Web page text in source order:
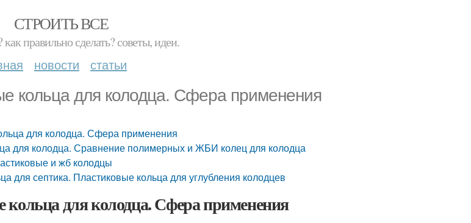
СТРОИТЬ ВСЕ
как правильно сделать? советы, идеи.
новости статьи
кольца для колодца. Сфера применения
для колодца. Сфера применения
для колодца. Сравнение полимерных и ЖБИ колец для колодца
и жб колодцы
для септика. Пластиковые кольца для углубления колодцев
кольца для колодца. Сфера применения